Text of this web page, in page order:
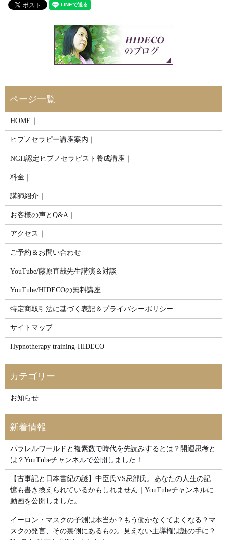
HOME｜
ヒプノセラピー講座案内｜
NGH認定ヒプノセラピスト養成講座｜
料金｜
講師紹介｜
お客様の声とQ&A｜
アクセス｜
ご予約＆お問い合わせ
YouTube/藤原直哉先生講演＆対談
YouTube/HIDECOの無料講座
特定商取引法に基づく表記＆プライバシーポリシー
サイトマップ
Hypnotherapy training-HIDECO
お知らせ
パラレルワールドと複素数で時代を先読みするとは？開運思考と
は？YouTubeチャンネルで公開しました！
【古事記と日本書紀の謎】中臣氏VS忌部氏。あなたの人生の記
憶も書き換えられているかもしれません｜YouTubeチャンネルに
動画を公開しました。
イーロン・マスクの予測は本当か？もう働かなくてよくなる？マ
スクの発言、その裏側にあるもの。見えない主導権は誰の手に？